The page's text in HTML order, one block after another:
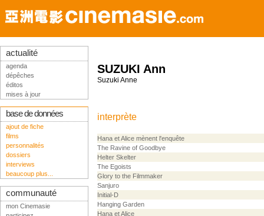
SUZUKI Ann
Suzuki Anne
interprète
Hana et Alice mènent l'enquête
The Ravine of Goodbye
Helter Skelter
The Egoists
Glory to the Filmmaker
Sanjuro
Initial-D
Hanging Garden
Hana et Alice
actualité
agenda
dépêches
éditos
mises à jour
base de données
ajout de fiche
films
personnalités
dossiers
interviews
beaucoup plus...
communauté
mon Cinemasie